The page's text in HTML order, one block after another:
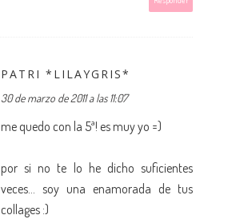
PATRI *LILAYGRIS*
30 de marzo de 2011 a las 11:07
me quedo con la 5ª! es muy yo =)
por si no te lo he dicho suficientes
veces... soy una enamorada de tus
collages :)